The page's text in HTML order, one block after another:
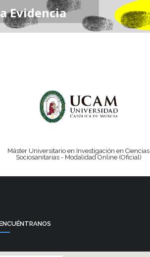
Evidencia
Máster Universitario en Investigación en Ciencias
Sociosanitarias - Modalidad Online (Oficial)